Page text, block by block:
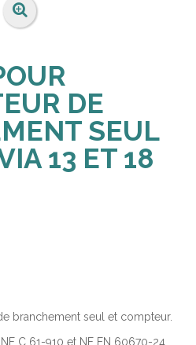
DE
SEUL
13 ET 18
branchement seul et compteur.
C 61-910 et NF EN 60670-24